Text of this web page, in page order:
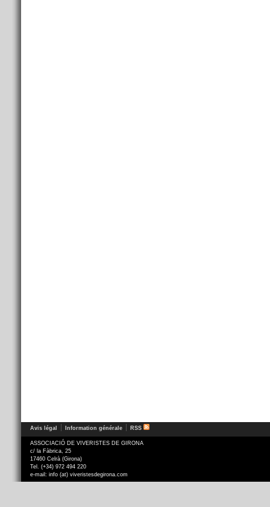
Avis légal Information générale RSS
ASSOCIACIÓ DE VIVERISTES DE GIRONA
c/ la Fàbrica, 25
17460 Celrà (Girona)
Tel. (+34) 972 494 220
e-mail: info (at) viveristesdegirona.com